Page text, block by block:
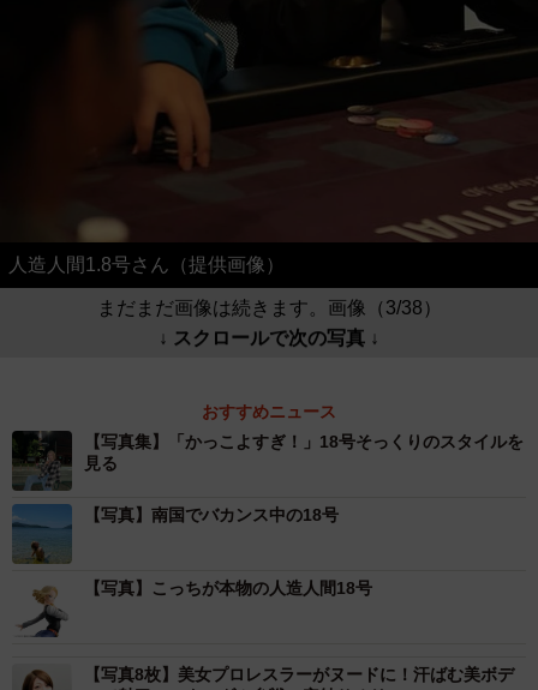
人造人間1.8号さん（提供画像）
まだまだ画像は続きます。画像（3/38）
↓ スクロールで次の写真 ↓
おすすめニュース
【写真集】「かっこよすぎ！」18号そっくりのスタイルを
見る
【写真】南国でバカンス中の18号
【写真】こっちが本物の人造人間18号
【写真8枚】美女プロレスラーがヌードに！汗ばむ美ボデ